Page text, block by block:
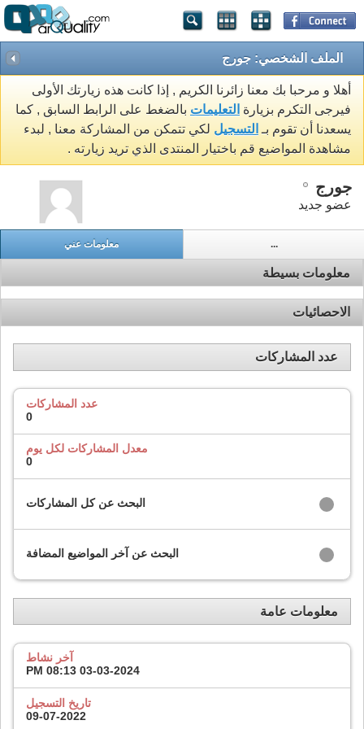
الملف الشخصي: جورج
أهلا و مرحبا بك معنا زائرنا الكريم , إذا كانت هذه زيارتك الأولى
فيرجى التكرم بزيارة التعليمات بالضغط على الرابط السابق , كما
يسعدنا أن تقوم بـ التسجيل لكي تتمكن من المشاركة معنا , لبدء
مشاهدة المواضيع قم باختيار المنتدى الذي تريد زيارته .
جورج
عضو جديد
معلومات عني ...
معلومات بسيطة
الاحصائيات
عدد المشاركات
عدد المشاركات
0
معدل المشاركات لكل يوم
0
البحث عن كل المشاركات
البحث عن آخر المواضيع المضافة
معلومات عامة
آخر نشاط
03-03-2024
08:13 PM
تاريخ التسجيل
09-07-2022